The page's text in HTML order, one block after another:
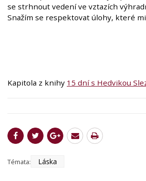
se strhnout vedení ve vztazích
Snažím se respektovat úlohy, které
Kapitola z knihy 15 dní s Hedvikou
Témata: Láska